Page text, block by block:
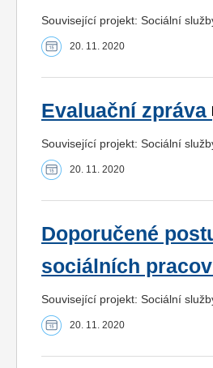
Související projekt: Sociální
20. 11. 2020
Evaluační zpráva
Související projekt: Sociální
20. 11. 2020
Doporučené
sociálních
Související projekt: Sociální
20. 11. 2020